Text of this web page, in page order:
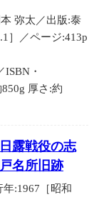
弥太／出版:泰
］／ページ:413p
・
厚さ:約
露戦役の志
名所旧跡
:1967［昭和